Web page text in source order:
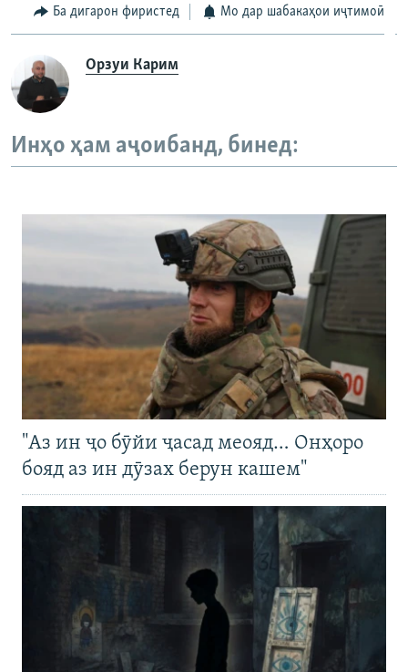
Ба дигарон фиристед Мо дар шабакаҳои иҷтимоӣ
Орзуи Карим
Инҳо ҳам аҷоибанд, бинед:
"Аз ин ҷо бӯйи ҷасад меояд… Онҳоро
бояд аз ин дӯзах берун кашем"